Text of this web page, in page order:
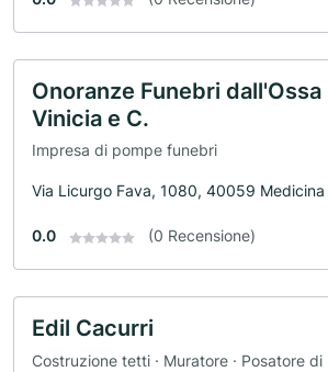
Onoranze Funebri dall'Ossa
Vinicia e C.
Impresa di pompe funebri
Via Licurgo Fava, 1080, 40059 Medicina
0.0 (0 Recensione)
Edil Cacurri
Costruzione tetti · Muratore · Posatore di